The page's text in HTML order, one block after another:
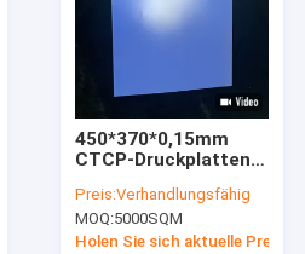
450*370*0,15mm
CTCP-Druckplatten
Expositionsenergie
und 60000-80000
Drucken für
Preis:Verhandlungsfähig
MOQ:5000SQM
Holen Sie sich aktuelle Preis